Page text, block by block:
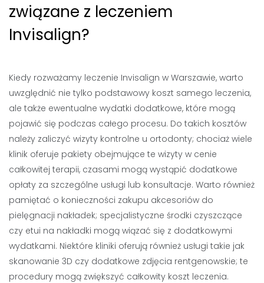
związane z leczeniem
Invisalign?
Kiedy rozważamy leczenie Invisalign w Warszawie, warto
uwzględnić nie tylko podstawowy koszt samego leczenia,
ale także ewentualne wydatki dodatkowe, które mogą
pojawić się podczas całego procesu. Do takich kosztów
należy zaliczyć wizyty kontrolne u ortodonty; chociaż wiele
klinik oferuje pakiety obejmujące te wizyty w cenie
całkowitej terapii, czasami mogą wystąpić dodatkowe
opłaty za szczególne usługi lub konsultacje. Warto również
pamiętać o konieczności zakupu akcesoriów do
pielęgnacji nakładek; specjalistyczne środki czyszczące
czy etui na nakładki mogą wiązać się z dodatkowymi
wydatkami. Niektóre kliniki oferują również usługi takie jak
skanowanie 3D czy dodatkowe zdjęcia rentgenowskie; te
procedury mogą zwiększyć całkowity koszt leczenia.